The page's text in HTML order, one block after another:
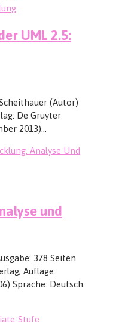
UML 2.5:
(Autor)
De Gruyter
2013)…
und
378 Seiten
Auflage:
Sprache: Deutsch